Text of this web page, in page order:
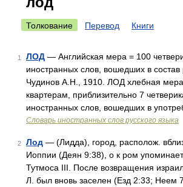
Толкование Перевод Книги
1 ЛОД — Английская мера = 100
иностранных слов, вошедших в состав
Чудинов А.Н., 1910. ЛОД хлебная
квартерам, приблизительно 7
иностранных слов, вошедших в
Словарь иностранных слов русского языка
2 Лод — (Лидда), город, располож.
Иоппии (Деян 9:38), о к ром
Тутмоса III. После возвращения
Л. был вновь заселен (Езд 2:33; Неем